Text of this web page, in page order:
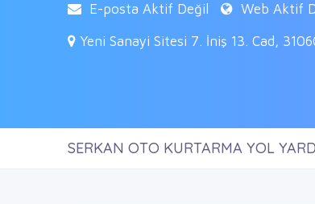
E-posta Aktif Değil
Web Aktif
Yeni Sanayi Sitesi 7. İniş 13. Cad,
SERKAN OTO KURTARMA YOL